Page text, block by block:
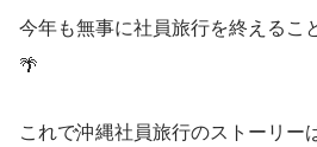
今年も無事に社員旅行を終えるこ
🌴
これで沖縄社員旅行のストーリー